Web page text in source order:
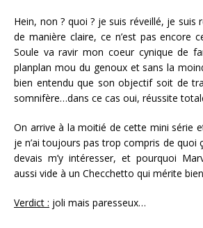
Hein, non ? quoi ? je suis réveillé, je suis
de manière claire, ce n’est pas encore
Soule va ravir mon coeur cynique de
planplan mou du genoux et sans la
bien entendu que son objectif soit de
somnifère…dans ce cas oui, réussite
On arrive à la moitié de cette mini série
je n’ai toujours pas trop compris de quoi
devais m’y intéresser, et pourquoi
aussi vide à un Checchetto qui mérite
Verdict : joli mais paresseux…